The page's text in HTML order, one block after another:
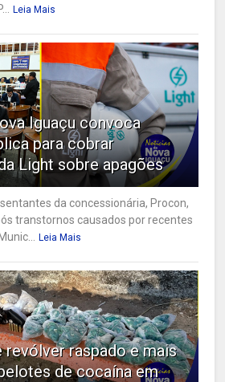
Leia Mais
Iguaçu convoca
para cobrar
Light sobre apagões
da concessionária, Procon,
transtornos causados por recentes
Leia Mais
revólver raspado e mais
de cocaína em